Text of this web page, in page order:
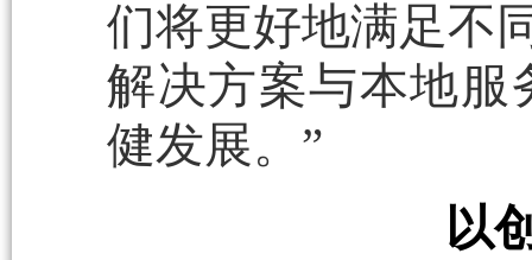
们将更好地满足不
解决方案与本地服
健发展。”
以